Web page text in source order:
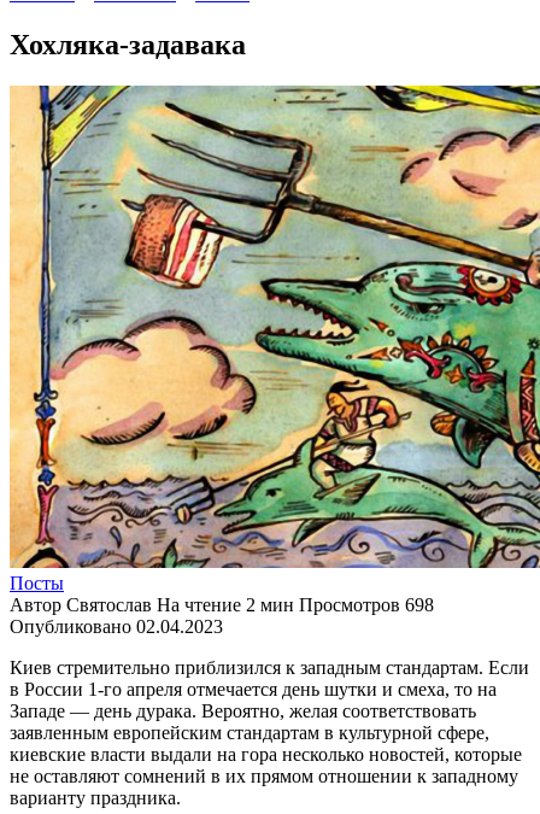
Хохляка-задавака
Посты
Автор Святослав На чтение 2 мин Просмотров 698
Опубликовано 02.04.2023
Киев стремительно приблизился к западным стандартам. Если
в России 1-го апреля отмечается день шутки и смеха, то на
Западе — день дурака. Вероятно, желая соответствовать
заявленным европейским стандартам в культурной сфере,
киевские власти выдали на гора несколько новостей, которые
не оставляют сомнений в их прямом отношении к западному
варианту праздника.